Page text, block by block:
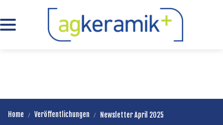
Home Veröffentlichungen Newsletter April 2025